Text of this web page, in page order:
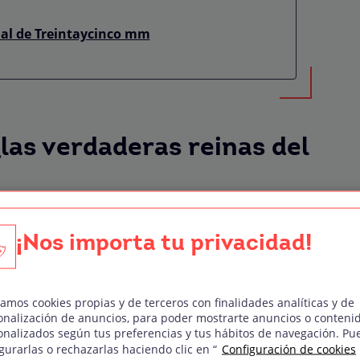
de Treintaycinco mm
verdaderas reinas del
han dominado el arte del gritoy han
cine de terror desde los albores del séptimo
un villano, con un enorme mostacho,
en esa época la ausencia de sonido
de las damas, surgieron las primeras
¡Nos importa tu privacidad!
cookies propias y de terceros con finalidades analíticas y de
de anuncios, para poder mostrarte anuncios o
según tus preferencias y tus hábitos de navegación.
o rechazarlas haciendo clic en “ Configuración de cookies